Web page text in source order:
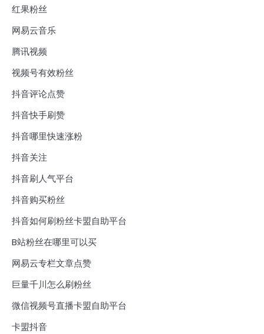
红果粉丝
网易云音乐
腾讯视频
视频号有效粉丝
抖音评论点赞
抖音快手刷赞
抖音哪里快速涨粉
抖音关注
抖音刷人气平台
抖音购买粉丝
抖音如何刷粉丝卡盟自助平台
B站粉丝在哪里可以买
网易云专栏文章点赞
巨量千川怎么刷粉丝
微信视频号直播卡盟自助平台
卡盟抖音